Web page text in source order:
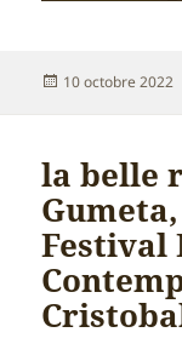
Publié
10 octobre 2022
la belle
Festival